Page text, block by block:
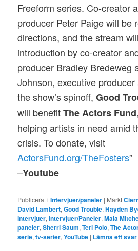
Freeform series. Co-creator
producer Peter Paige will be
directions, and the stream
introduction by co-creator
producer Bradley Bredeweg
Johnson, executive
the show’s spinoff,Good
will benefitThe Actors Fund
helping artists in need amid
crisis. To donate, visit
ActorsFund.org/TheFosters”
–Youtube
Publicerat i Intervjuer/paneler | Märkt
David Lambert,Good Trouble,Hayden
intervjuer,Intervjuer/Paneler,Maia
paneler,Sherri Saum,Teri Polo,The
serie,tv-serier,YouTube | Lämna ett svar